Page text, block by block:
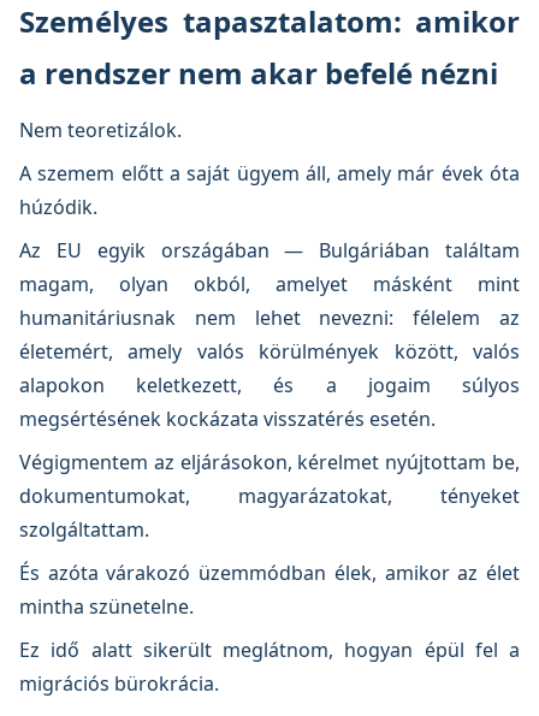
Személyes tapasztalatom: amikor
a rendszer nem akar befelé nézni
Nem teoretizálok.
A szemem előtt a saját ügyem áll, amely már évek óta
húzódik.
Az EU egyik országában — Bulgáriában találtam
magam, olyan okból, amelyet másként mint
humanitáriusnak nem lehet nevezni: félelem az
életemért, amely valós körülmények között, valós
alapokon keletkezett, és a jogaim súlyos
megsértésének kockázata visszatérés esetén.
Végigmentem az eljárásokon, kérelmet nyújtottam be,
dokumentumokat, magyarázatokat, tényeket
szolgáltattam.
És azóta várakozó üzemmódban élek, amikor az élet
mintha szünetelne.
Ez idő alatt sikerült meglátnom, hogyan épül fel a
migrációs bürokrácia.